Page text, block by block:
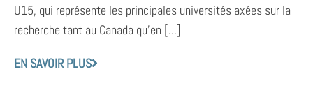
U15, qui représente les principales universités axées sur la
recherche tant au Canada qu’en [...]
EN SAVOIR PLUS